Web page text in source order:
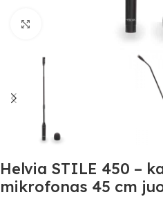
Spustelėkite, jei norite
Helvia STILE 450 –
mikrofonas 45 cm